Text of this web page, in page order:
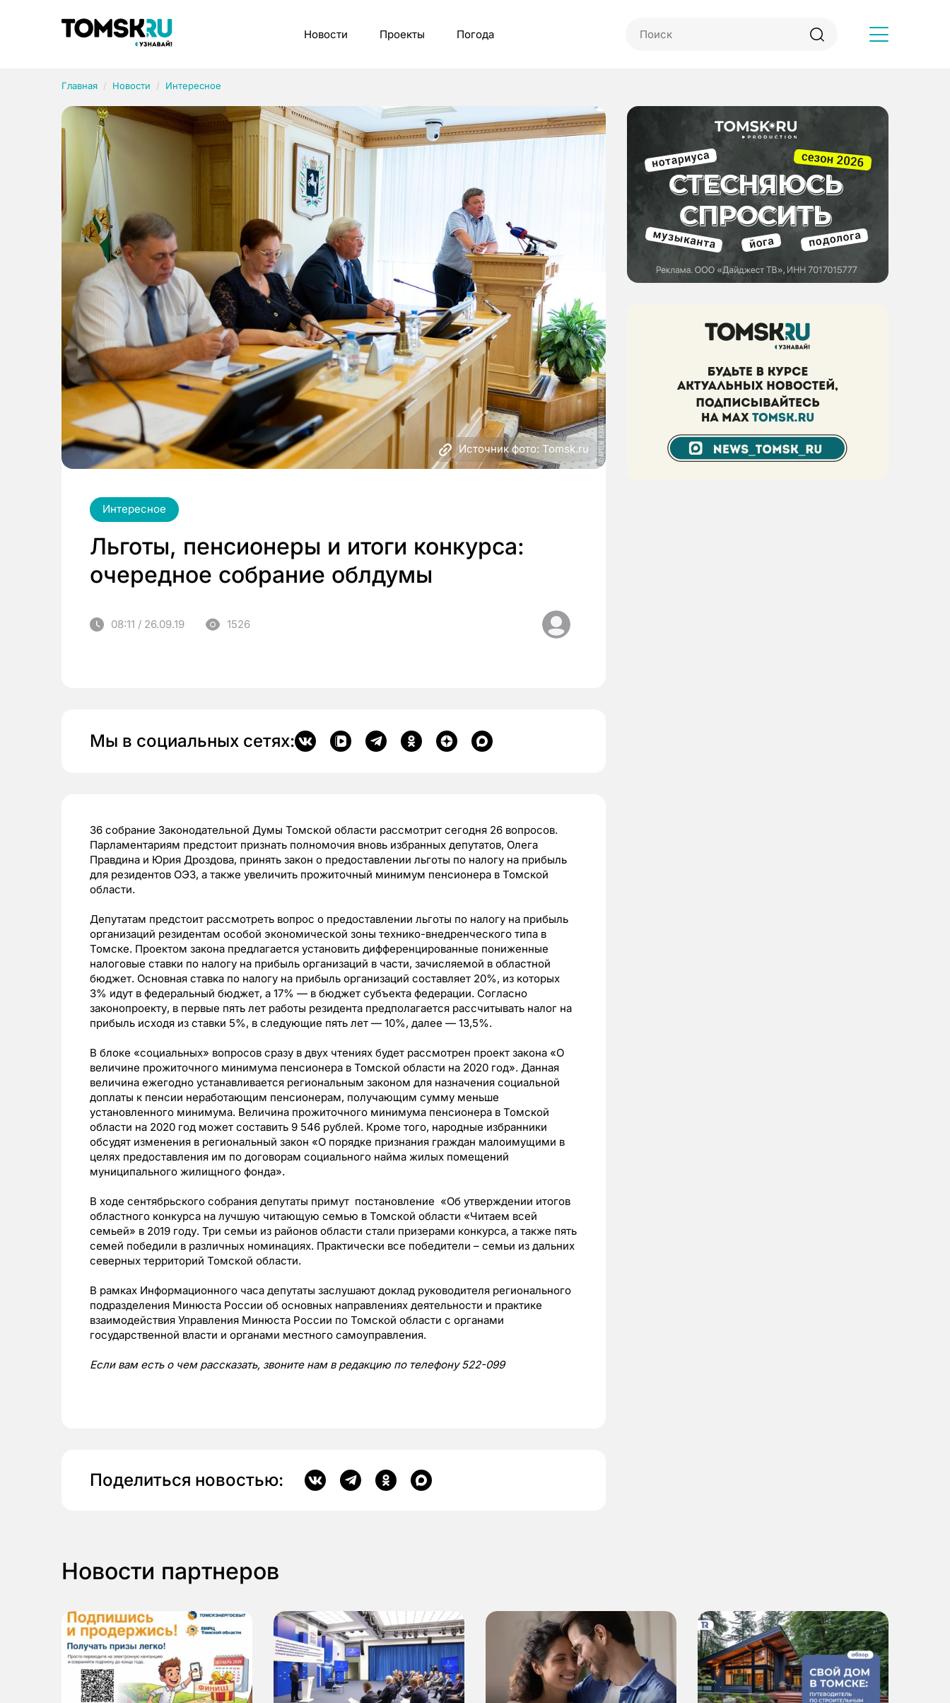
Новости Проекты Погода
Главная Новости Интересное
Источник фото: Tomsk.ru
Интересное
Льготы, пенсионеры и итоги конкурса:
очередное собрание облдумы
08:11 / 26.09.19 1526
Мы в социальных сетях:
36 собрание Законодательной Думы Томской области рассмотрит сегодня 26 вопросов.
Парламентариям предстоит признать полномочия вновь избранных депутатов, Олега
Правдина и Юрия Дроздова, принять закон о предоставлении льготы по налогу на прибыль
для резидентов ОЭЗ, а также увеличить прожиточный минимум пенсионера в Томской
области.
Депутатам предстоит рассмотреть вопрос о предоставлении льготы по налогу на прибыль
организаций резидентам особой экономической зоны технико-внедренческого типа в
Томске. Проектом закона предлагается установить дифференцированные пониженные
налоговые ставки по налогу на прибыль организаций в части, зачисляемой в областной
бюджет. Основная ставка по налогу на прибыль организаций составляет 20%, из которых
3% идут в федеральный бюджет, а 17% — в бюджет субъекта федерации. Согласно
законопроекту, в первые пять лет работы резидента предполагается рассчитывать налог на
прибыль исходя из ставки 5%, в следующие пять лет — 10%, далее — 13,5%.
В блоке «социальных» вопросов сразу в двух чтениях будет рассмотрен проект закона «О
величине прожиточного минимума пенсионера в Томской области на 2020 год». Данная
величина ежегодно устанавливается региональным законом для назначения социальной
доплаты к пенсии неработающим пенсионерам, получающим сумму меньше
установленного минимума. Величина прожиточного минимума пенсионера в Томской
области на 2020 год может составить 9 546 рублей. Кроме того, народные избранники
обсудят изменения в региональный закон «О порядке признания граждан малоимущими в
целях предоставления им по договорам социального найма жилых помещений
муниципального жилищного фонда».
В ходе сентябрьского собрания депутаты примут постановление «Об утверждении итогов
областного конкурса на лучшую читающую семью в Томской области «Читаем всей
семьей» в 2019 году. Три семьи из районов области стали призерами конкурса, а также пять
семей победили в различных номинациях. Практически все победители – семьи из дальних
северных территорий Томской области.
В рамках Информационного часа депутаты заслушают доклад руководителя регионального
подразделения Минюста России об основных направлениях деятельности и практике
взаимодействия Управления Минюста России по Томской области с органами
государственной власти и органами местного самоуправления.
Если вам есть о чем рассказать, звоните нам в редакцию по телефону 522-099
Поделиться новостью:
Новости партнеров
Рубрики